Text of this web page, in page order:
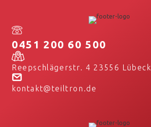
0451 200 60 500
Reepschlägerstr. 4 23556 Lübeck
kontakt@teiltron.de